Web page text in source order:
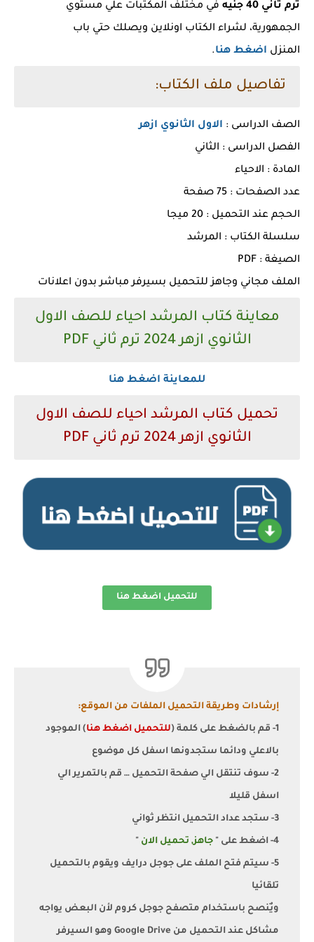
ترم ثاني 40 جنيه
في مختلف المكتبات علي مستوي
الجمهورية، لشراء الكتاب اونلاين ويصلك حتي باب
المنزل اضغط هنا.
تفاصيل ملف الكتاب:
الصف الدراسى : الاول الثانوي ازهر
الفصل الدراسى : الثاني
المادة : الاحياء
عدد الصفحات : 75 صفحة
الحجم عند التحميل : 20 ميجا
سلسلة الكتاب : المرشد
الصيغة : PDF
الملف مجاني وجاهز للتحميل بسيرفر مباشر بدون اعلانات
معاينة كتاب المرشد احياء للصف الاول
الثانوي ازهر 2024 ترم ثاني PDF
للمعاينة اضغط هنا
تحميل كتاب المرشد احياء للصف الاول
الثانوي ازهر 2024 ترم ثاني PDF
للتحميل اضغط هنا
إرشادات وطريقة التحميل الملفات من الموقع:
1- قم بالضغط على كلمة ( للتحميل اضغط هنا) الموجود
بالاعلي ودائما ستجدونها اسفل كل موضوع
2- سوف تنتقل الي صفحة التحميل … قم بالتمرير الي
اسفل قليلا
3- ستجد عداد التحميل انتظر ثواني
4- اضغط على " جاهز, تحميل الان "
5- سيتم فتح الملف على جوجل درايف ويقوم بالتحميل
تلقائيا
ويٌنصح باستخدام متصفح جوجل كروم لأن البعض يواجه
مشاكل عند التحميل من Google Drive وهو السيرفر